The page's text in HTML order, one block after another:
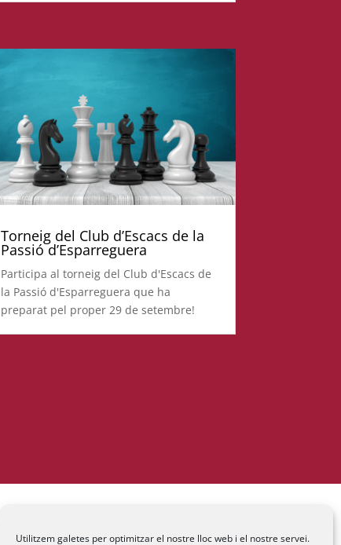
Utilitzem galetes per optimitzar el nostre lloc web i el nostre servei.
Torneig del Club d’Escacs de la
Passió d’Esparreguera
Participa al torneig del Club d'Escacs de
la Passió d'Esparreguera que ha
preparat pel proper 29 de setembre!